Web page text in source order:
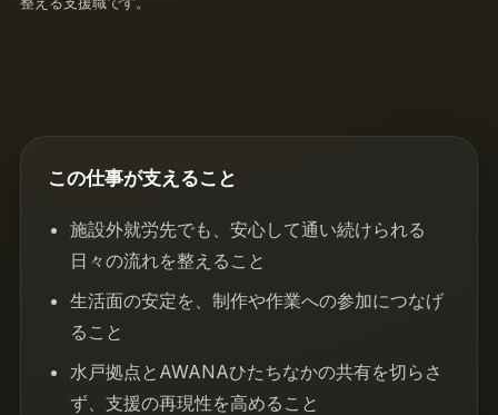
この仕事が支えること
施設外就労先でも、安心して通い続けられる
日々の流れを整えること
生活面の安定を、制作や作業への参加につなげ
ること
水戸拠点とAWANAひたちなかの共有を切らさ
ず、支援の再現性を高めること